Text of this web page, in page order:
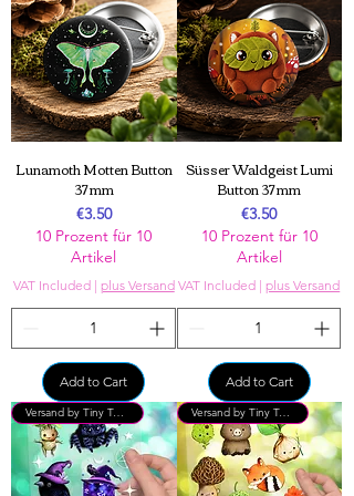
Lunamoth Motten Button
37 mm
Price
€3.50
10 Prozent für 10
Artikel
VAT Included| plus Versand
Add to Cart
Süsser Waldgeist Lumi
Button 37 mm
Price
€3.50
10 Prozent für 10
Artikel
VAT Included |plus Versand
Add to Cart
Versand by Tiny Tami Versand by Tiny Tami